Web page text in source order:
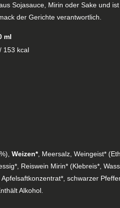
Sojasauce, Mirin oder Sake und
der Gerichte verantwortlich.
ml
153 kcal
Weizen*, Meersalz, Weingeist*
Reiswein Mirin* (Klebreis*,
schwarzer
Alkohol.